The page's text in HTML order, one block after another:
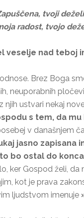
tvoji
radost, tvojo
veselje nad teboj
Brez Boga
neuporabnih
njih ustvari nekaj
s tem, da
v današnjem
jasno zapisana
bo ostal do
ker Gospod želi,
kot je prava
ljudstvom imenuje